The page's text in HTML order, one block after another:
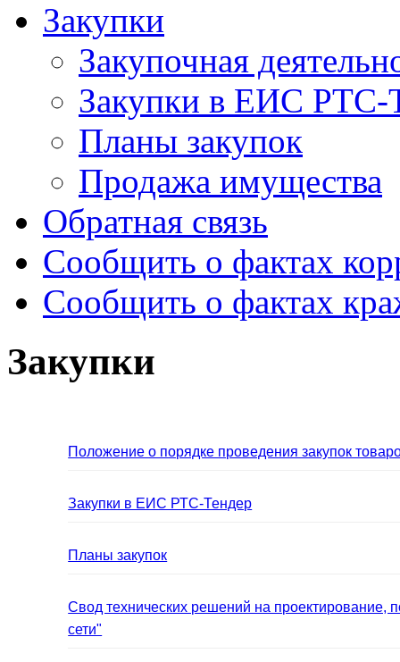
Закупки
Закупочная
Закупки в ЕИС РТС-
Планы закупок
Продажа имущества
Обратная связь
Сообщить о фактах
Сообщить о фактах
Закупки
Положение о порядке проведения закупок
Закупки в ЕИС РТС-Тендер
Планы закупок
Свод технических решений на проектирование,
сети"